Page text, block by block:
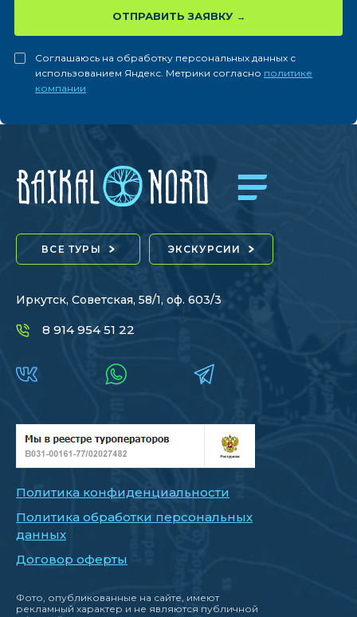
ОТПРАВИТЬ ЗАЯВКУ
Соглашаюсь на обработку персональных данных с
использованием Яндекс. Метрики согласно политике
компании
ВСЕ ТУРЫ ЭКСКУРСИИ
Иркутск, Советская, 58/1, оф. 603/3
8 914 954 51 22
Политика конфиденциальности
Политика обработки персональных
данных
Договор оферты
Фото, опубликованные на сайте, имеют
рекламный характер и не являются публичной